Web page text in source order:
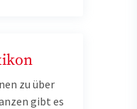
zu über
gibt es